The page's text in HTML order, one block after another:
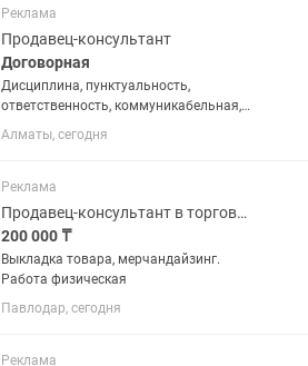
стабильном...
Реклама
Продавец-консультант
Договорная
Дисциплина, пунктуальность,
ответственность, коммуникабельная,
желание работать
Алматы, сегодня
Реклама
Продавец-консультант в торговом зале
200 000 ₸
Выкладка товара, мерчандайзинг.
Работа физическая
Павлодар, сегодня
Реклама